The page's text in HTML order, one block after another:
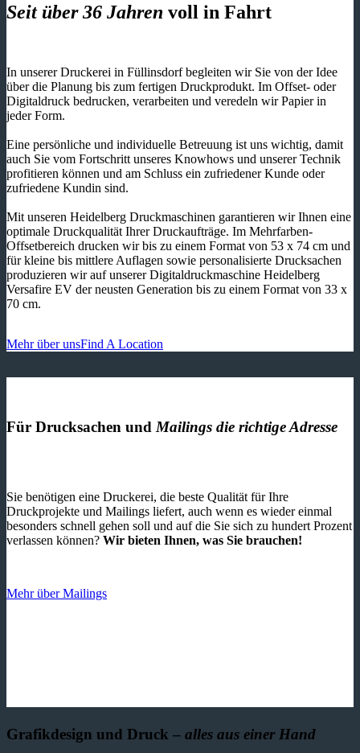
Seit über 36 Jahren voll in Fahrt
In unserer Druckerei in Füllinsdorf begleiten wir Sie von der Idee
über die Planung bis zum fertigen Druckprodukt. Im Offset- oder
Digitaldruck bedrucken, verarbeiten und veredeln wir Papier in
jeder Form.
Eine persönliche und individuelle Betreuung ist uns wichtig, damit
auch Sie vom Fortschritt unseres Knowhows und unserer Technik
profitieren können und am Schluss ein zufriedener Kunde oder
zufriedene Kundin sind.
Mit unseren Heidelberg Druckmaschinen garantieren wir Ihnen eine
optimale Druckqualität Ihrer Druckaufträge. Im Mehrfarben-
Offsetbereich drucken wir bis zu einem Format von 53 x 74 cm und
für kleine bis mittlere Auflagen sowie personalisierte Drucksachen
produzieren wir auf unserer Digitaldruckmaschine Heidelberg
Versafire EV der neusten Generation bis zu einem Format von 33 x
70 cm.
Mehr über unsFind A Location
Für Drucksachen und Mailings die richtige Adresse
Sie benötigen eine Druckerei, die beste ­Qualität für Ihre
Druckprojekte und Mailings liefert, auch wenn es wieder einmal
besonders schnell gehen soll und auf die Sie sich zu hundert Prozent
verlassen können? Wir bieten Ihnen, was Sie brauchen!
Mehr über Mailings
Grafikdesign und Druck – alles aus einer Hand